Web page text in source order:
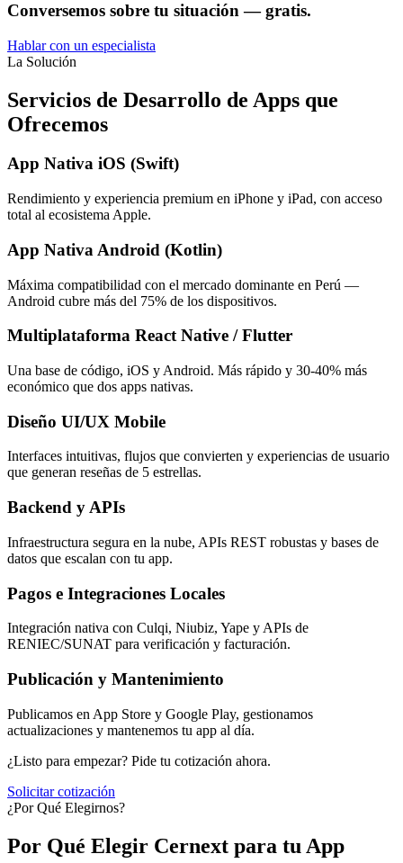
Conversemos sobre tu situación — gratis.
Hablar con un especialista
La Solución
Servicios de Desarrollo de Apps que
Ofrecemos
App Nativa iOS (Swift)
Rendimiento y experiencia premium en iPhone y iPad, con acceso
total al ecosistema Apple.
App Nativa Android (Kotlin)
Máxima compatibilidad con el mercado dominante en Perú —
Android cubre más del 75% de los dispositivos.
Multiplataforma React Native / Flutter
Una base de código, iOS y Android. Más rápido y 30-40% más
económico que dos apps nativas.
Diseño UI/UX Mobile
Interfaces intuitivas, flujos que convierten y experiencias de usuario
que generan reseñas de 5 estrellas.
Backend y APIs
Infraestructura segura en la nube, APIs REST robustas y bases de
datos que escalan con tu app.
Pagos e Integraciones Locales
Integración nativa con Culqi, Niubiz, Yape y APIs de
RENIEC/SUNAT para verificación y facturación.
Publicación y Mantenimiento
Publicamos en App Store y Google Play, gestionamos
actualizaciones y mantenemos tu app al día.
¿Listo para empezar? Pide tu cotización ahora.
Solicitar cotización
¿Por Qué Elegirnos?
Por Qué Elegir Cernext para tu App